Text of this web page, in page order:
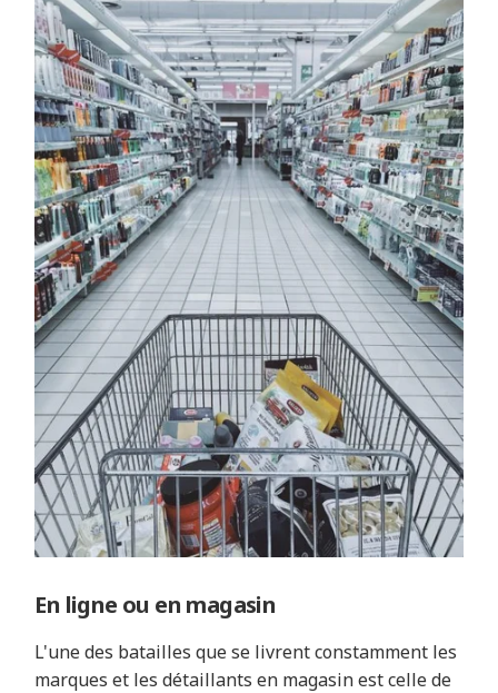
En ligne ou en magasin
L'une des batailles que se livrent constamment les
marques et les détaillants en magasin est celle de